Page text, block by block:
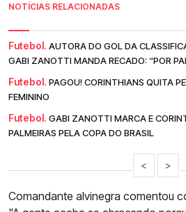
NOTÍCIAS RELACIONADAS
Futebol. AUTORA DO GOL DA
GABI ZANOTTI MANDA RECADO: “POR
Futebol. PAGOU! CORINTHIANS QUITA
FEMININO
Futebol. GABI ZANOTTI MARCA E
PALMEIRAS PELA COPA DO BRASIL
< >
Comandante alvinegra comentou